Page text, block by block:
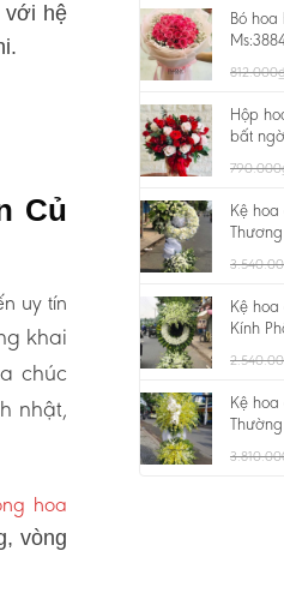
với hệ
Củ
uy tín
khai
chúc
nhật,
hoa
vòng
Bó hoa
812.000
Hộp
bất
790.000
Kệ hoa
Kệ hoa
Kính
Kệ hoa